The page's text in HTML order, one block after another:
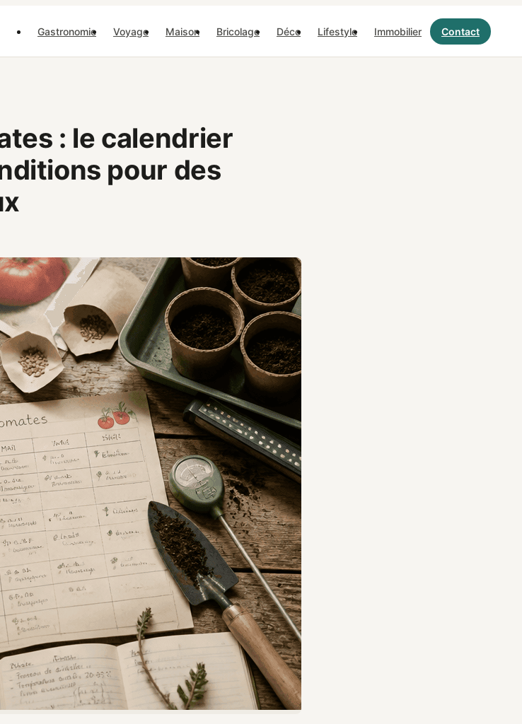
Gastronomie Voyage Maison Bricolage Déco Lifestyle Immobilier Contact
: le calendrier
pour des